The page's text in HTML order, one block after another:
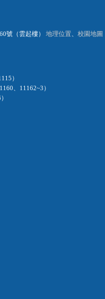
號（雲起樓） 地理位置、 校園地圖
）
、11162~3）